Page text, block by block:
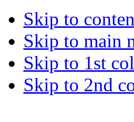
Skip to
Skip to main
Skip to 1st
Skip to 2nd